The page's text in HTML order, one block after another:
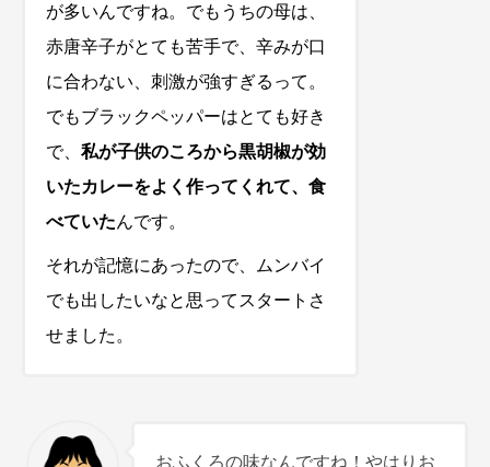
が多いんですね。でもうちの母は、
赤唐辛子がとても苦手で、辛みが口
に合わない、刺激が強すぎるって。
でもブラックペッパーはとても好き
で、私が子供のころから黒胡椒が効
いたカレーをよく作ってくれて、食
べていたんです。
それが記憶にあったので、ムンバイ
でも出したいなと思ってスタートさ
せました。
おふくろの味なんですね！やはりお